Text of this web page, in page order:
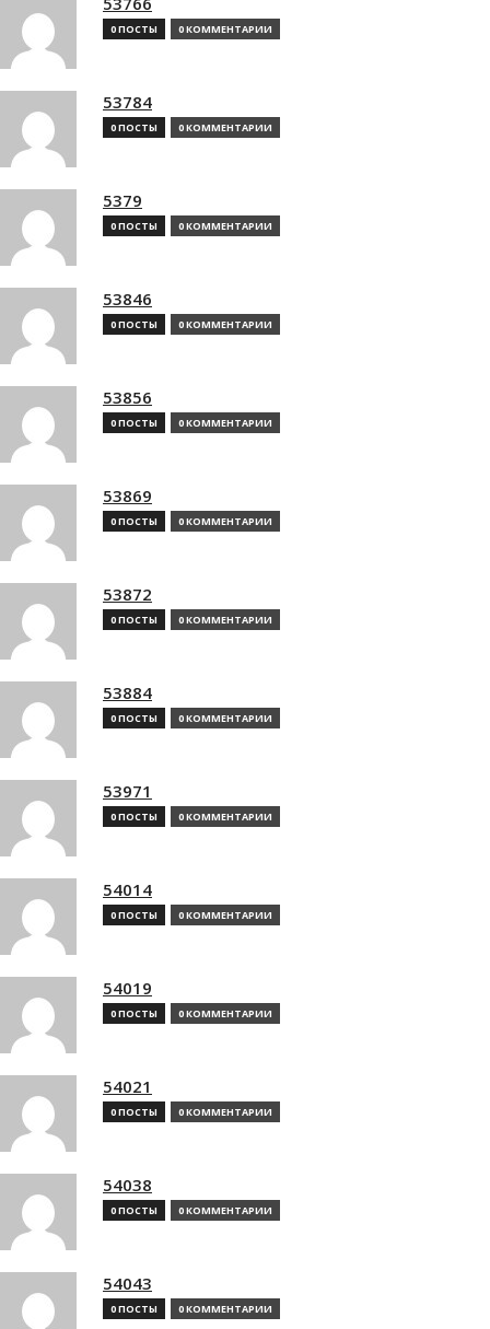
0 ПОСТЫ 0 КОММЕНТАРИИ
53784
0 ПОСТЫ 0 КОММЕНТАРИИ
5379
0 ПОСТЫ 0 КОММЕНТАРИИ
53846
0 ПОСТЫ 0 КОММЕНТАРИИ
53856
0 ПОСТЫ 0 КОММЕНТАРИИ
53869
0 ПОСТЫ 0 КОММЕНТАРИИ
53872
0 ПОСТЫ 0 КОММЕНТАРИИ
53884
0 ПОСТЫ 0 КОММЕНТАРИИ
53971
0 ПОСТЫ 0 КОММЕНТАРИИ
54014
0 ПОСТЫ 0 КОММЕНТАРИИ
54019
0 ПОСТЫ 0 КОММЕНТАРИИ
54021
0 ПОСТЫ 0 КОММЕНТАРИИ
54038
0 ПОСТЫ 0 КОММЕНТАРИИ
54043
0 ПОСТЫ 0 КОММЕНТАРИИ